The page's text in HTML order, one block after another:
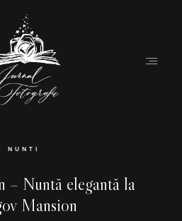
NUNTI
– Nuntă elegantă la
Mansion